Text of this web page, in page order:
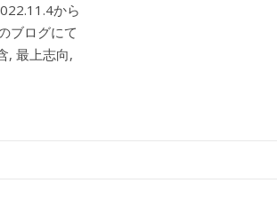
から
ブログにて
, 最上志向,